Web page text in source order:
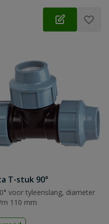
T-stuk 90°
voor tyleenslang, diameter
110 mm